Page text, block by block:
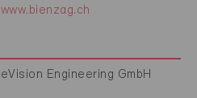
www.bienzag.ch
eVision Engineering GmbH